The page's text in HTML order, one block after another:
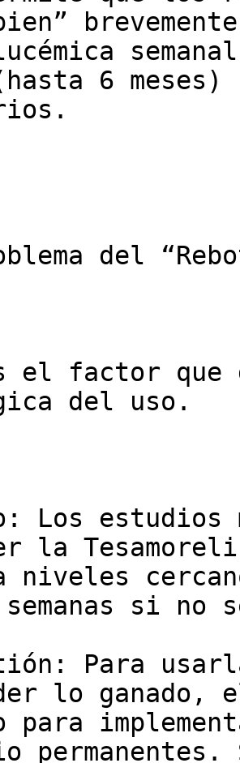
6 meses)
del
del uso.
la
niveles
si no
lo ganado,
permanentes.